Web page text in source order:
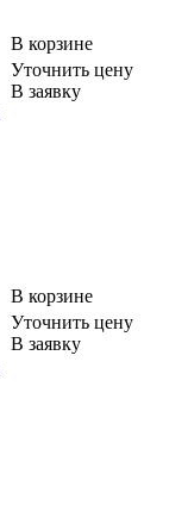
В корзине
Уточнить цену
В заявку
В корзине
Уточнить цену
В заявку